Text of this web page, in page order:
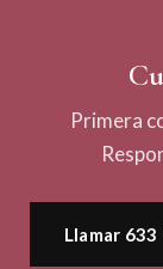
Primera
Llamar